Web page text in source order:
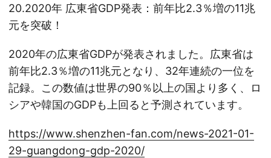
20.2020年 広東省GDP発表：前年比2.3％増の11兆
元を突破！
2020年の広東省GDPが発表されました。広東省は
前年比2.3％増の11兆元となり、32年連続の一位を
記録。この数値は世界の90％以上の国より多く、ロ
シアや韓国のGDPも上回ると予測されています。
https://www.shenzhen-fan.com/news-2021-01-
29-guangdong-gdp-2020/